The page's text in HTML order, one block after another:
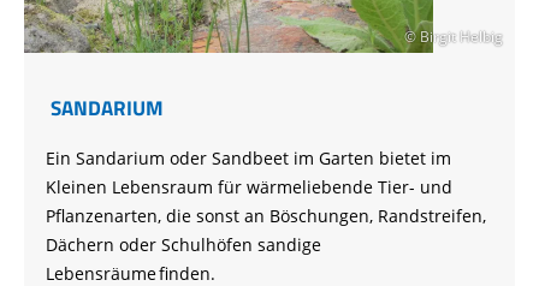
© Birgit Helbig
SANDARIUM
Ein Sandarium oder Sandbeet im Garten bietet im
Kleinen Lebensraum für wärmeliebende Tier- und
Pflanzenarten, die sonst an Böschungen, Randstreifen,
Dächern oder Schulhöfen sandige
Lebensräume finden.